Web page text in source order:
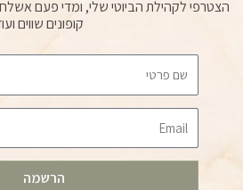
k
a
m
הצטרפי לקהילת הביוטי שלי, ומדי פעם
קופונים שווים
הרשמה